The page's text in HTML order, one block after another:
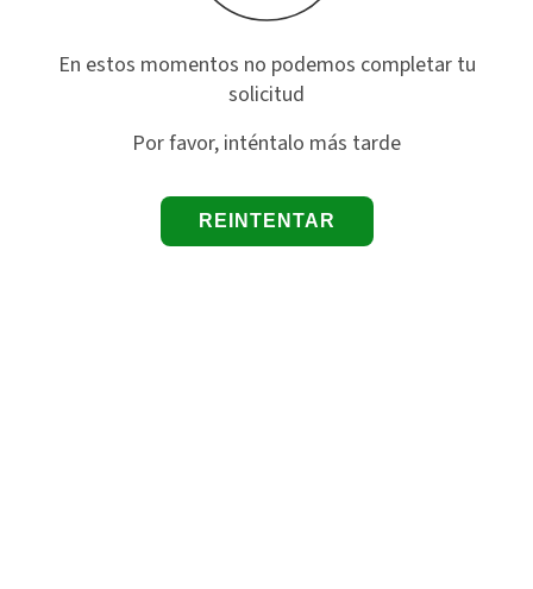
En estos momentos no podemos completar tu
solicitud
Por favor, inténtalo más tarde
REINTENTAR